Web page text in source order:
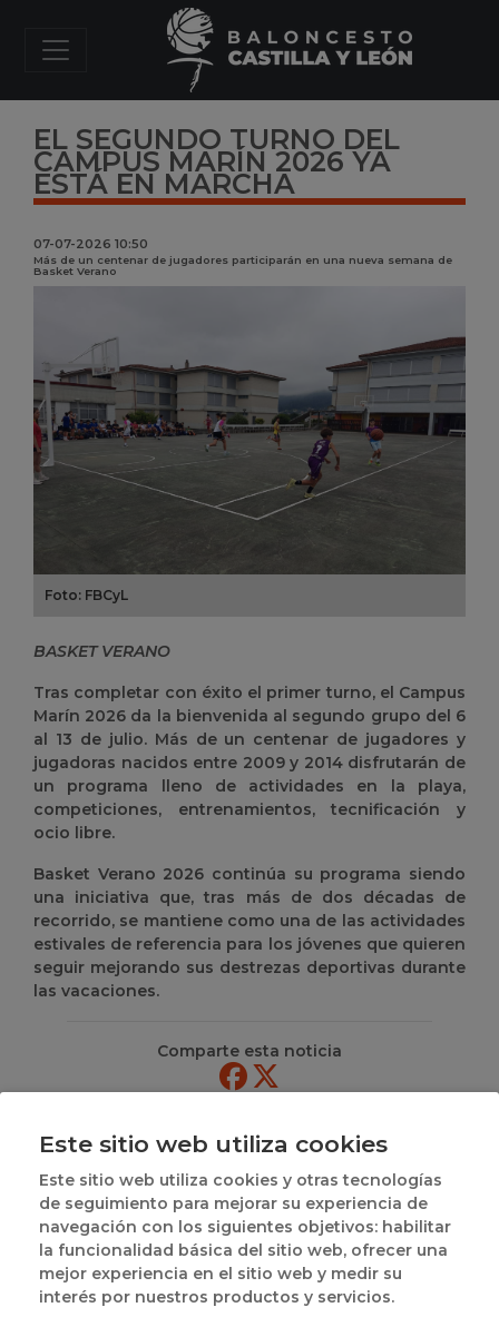
EL SEGUNDO TURNO DEL
CAMPUS MARÍN 2026 YA
ESTÁ EN MARCHA
07-07-2026 10:50
Más de un centenar de jugadores participarán en una nueva semana de
Basket Verano
Foto: FBCyL
BASKET VERANO
Tras completar con éxito el primer turno, el Campus
Marín 2026 da la bienvenida al segundo grupo del 6
al 13 de julio. Más de un centenar de jugadores y
jugadoras nacidos entre 2009 y 2014 disfrutarán de
un programa lleno de actividades en la playa,
competiciones, entrenamientos, tecnificación y
ocio libre.
Basket Verano 2026 continúa su programa siendo
una iniciativa que, tras más de dos décadas de
recorrido, se mantiene como una de las actividades
estivales de referencia para los jóvenes que quieren
seguir mejorando sus destrezas deportivas durante
las vacaciones.
Comparte esta noticia
CATEGORIAS
DE NOTICIAS
Federación
Competiciones
Delegaciones
Área Técnica
Árbitros
Este sitio web utiliza cookies
Este sitio web utiliza cookies y otras tecnologías
de seguimiento para mejorar su experiencia de
navegación con los siguientes objetivos: habilitar
la funcionalidad básica del sitio web, ofrecer una
mejor experiencia en el sitio web y medir su
interés por nuestros productos y servicios.